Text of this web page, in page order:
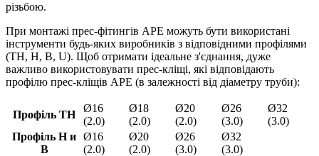
різьбою.
При монтажі прес-фітингів APE можуть бути використані
інструменти будь-яких виробників з відповідними профілями
(TH, H, B, U). Щоб отримати ідеальне з'єднання, дуже
важливо використовувати прес-кліщі, які відповідають
профілю прес-кліщів APE (в залежності від діаметру труби):
Профіль TH
Ø16
(2.0)
Ø18
(2.0)
Ø20
(2.0)
Ø26
(3.0)
Ø32
(3.0)
Профіль H и
B
Ø16
(2.0)
Ø20
(2.0)
Ø26
(3.0)
Ø32
(3.0)